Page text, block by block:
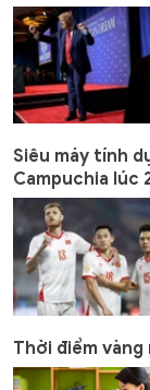
Siêu máy tính
Campuchia lúc
Thời điểm